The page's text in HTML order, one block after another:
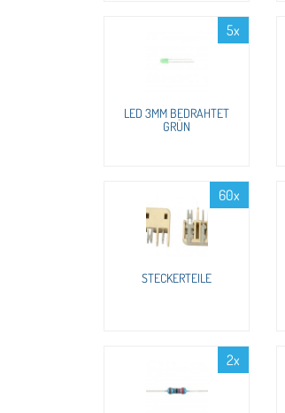
5x
LED 3MM BEDRAHTET
GRÜN
60x
STECKERTEILE
2x